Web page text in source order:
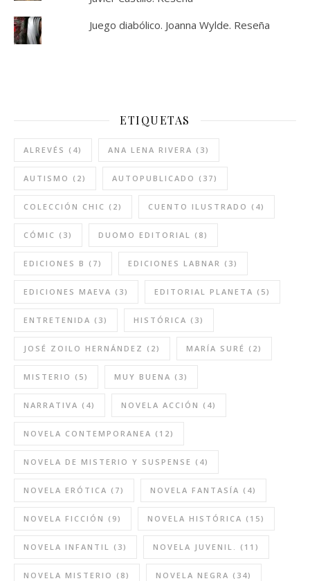
Juego diabólico. Joanna Wylde. Reseña
ETIQUETAS
ALREVÉS (4) ANA LENA RIVERA (3)
AUTISMO (2) AUTOPUBLICADO (37)
COLECCIÓN CHIC (2) CUENTO ILUSTRADO (4)
CÓMIC (3) DUOMO EDITORIAL (8)
EDICIONES B (7) EDICIONES LABNAR (3)
EDICIONES MAEVA (3) EDITORIAL PLANETA (5)
ENTRETENIDA (3) HISTÓRICA (3)
JOSÉ ZOILO HERNÁNDEZ (2) MARÍA SURÉ (2)
MISTERIO (5) MUY BUENA (3)
NARRATIVA (4) NOVELA ACCIÓN (4)
NOVELA CONTEMPORANEA (12)
NOVELA DE MISTERIO Y SUSPENSE (4)
NOVELA ERÓTICA (7) NOVELA FANTASÍA (4)
NOVELA FICCIÓN (9) NOVELA HISTÓRICA (15)
NOVELA INFANTIL (3) NOVELA JUVENIL. (11)
NOVELA MISTERIO (8) NOVELA NEGRA (34)